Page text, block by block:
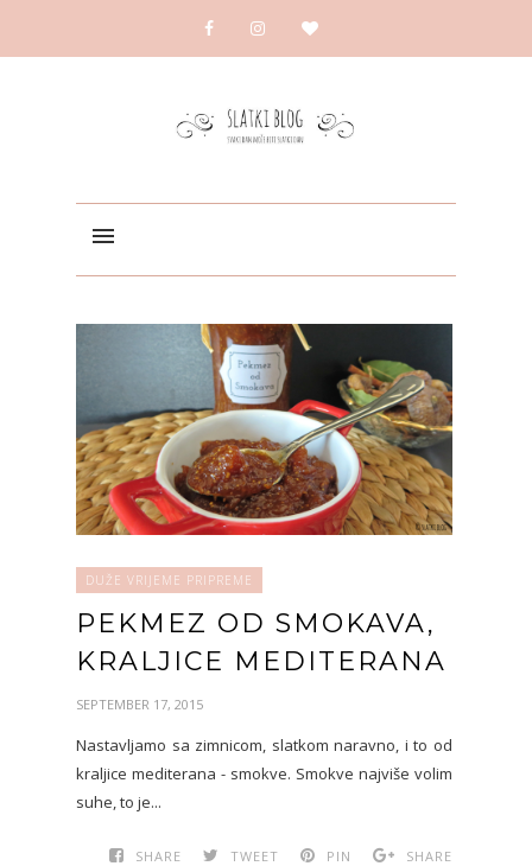
DUŽE VRIJEME PRIPREME
PEKMEZ OD SMOKAVA,
KRALJICE MEDITERANA
SEPTEMBER 17, 2015
Nastavljamo sa zimnicom, slatkom naravno, i to od
kraljice mediterana - smokve. Smokve najviše volim
suhe, to je...
SHARE TWEET PIN
SHARE